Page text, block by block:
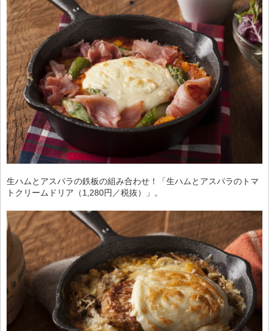
生ハムとアスパラの鉄板の組み合わせ！「生ハムとアスパラのトマ
トクリームドリア（1,280円／税抜）」。